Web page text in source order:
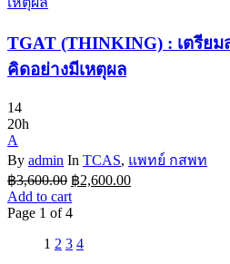
TGAT (THINKING) : เตรีย
คิดอย่างมีเหตุผล
14
20h
A
By admin In TCAS, แพทย์ กสพท
฿3,600.00 Original
price
was:
฿2,600.00Current
Add to cart
Page 1 of4
1 2 3 4Next